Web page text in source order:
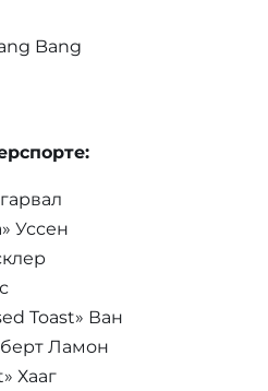
Bang
Уссен
Toast» Ван
Ламон
Хааг